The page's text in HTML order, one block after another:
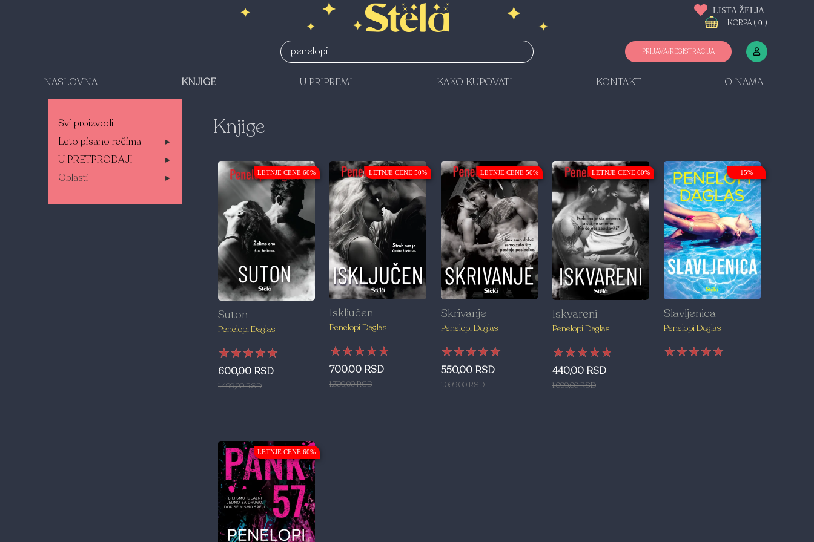
PRIJAVA/REGISTRACIJA
LISTA ŽELJA
KORPA ( 0 )
NASLOVNA KNJIGE U PRIPREMI KAKO KUPOVATI KONTAKT O NAMA
Svi proizvodi
Leto pisano rečima
▸
U PRETPRODAJI
▸
Oblasti
▸
Knjige
LETNJE CENE 60%
Suton
Penelopi Daglas
★★★★★
★★★★★
★★★★★
600,00 RSD
1.499,00 RSD
LETNJE CENE 50%
Isključen
Penelopi Daglas
★★★★★
★★★★★
★★★★★
700,00 RSD
1.399,00 RSD
LETNJE CENE 50%
Skrivanje
Penelopi Daglas
★★★★★
★★★★★
★★★★★
550,00 RSD
1.099,00 RSD
LETNJE CENE 60%
Iskvareni
Penelopi Daglas
★★★★★
★★★★★
★★★★★
440,00 RSD
1.099,00 RSD
15%
Slavljenica
Penelopi Daglas
★★★★★
★★★★★
★★★★★
LETNJE CENE 60%